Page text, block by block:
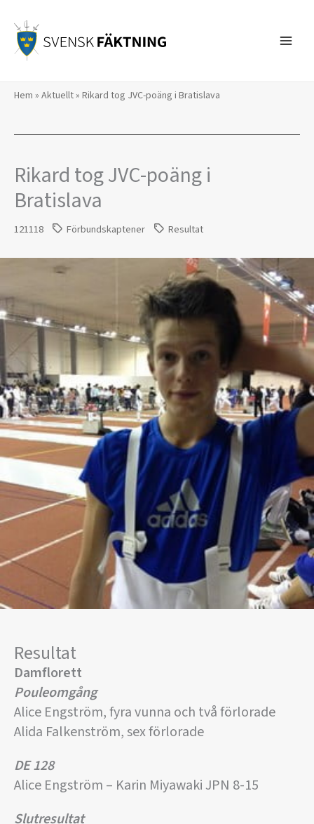
innehåll
Hem » Aktuellt» Rikard tog JVC-poäng i Bratislava
Rikard tog JVC-poäng i
Bratislava
121118 Förbundskaptener Resultat
Resultat
Damflorett
Pouleomgång
Alice Engström, fyra vunna och två förlorade
Alida Falkenström, sex förlorade
DE 128
Alice Engström – Karin Miyawaki JPN 8-15
Slutresultat